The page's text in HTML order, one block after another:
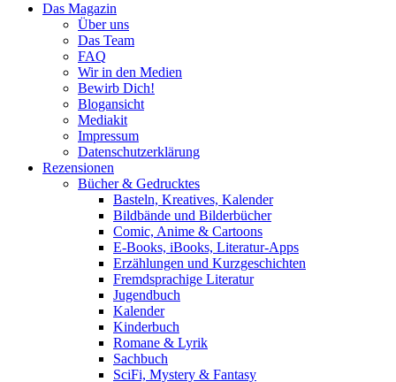
Das Magazin
Über uns
Das Team
FAQ
Wir in den Medien
Bewirb Dich!
Blogansicht
Mediakit
Impressum
Datenschutzerklärung
Rezensionen
Bücher & Gedrucktes
Basteln, Kreatives, Kalender
Bildbände und Bilderbücher
Comic, Anime & Cartoons
E-Books, iBooks, Literatur-Apps
Erzählungen und Kurzgeschichten
Fremdsprachige Literatur
Jugendbuch
Kalender
Kinderbuch
Romane & Lyrik
Sachbuch
SciFi, Mystery & Fantasy